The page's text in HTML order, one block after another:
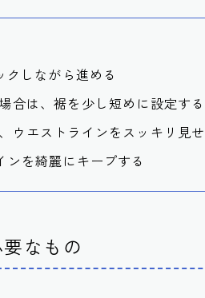
しながら進める
合は、裾を少し短めに設定する
ウエストラインをスッキリ見
を綺麗にキープする
なもの